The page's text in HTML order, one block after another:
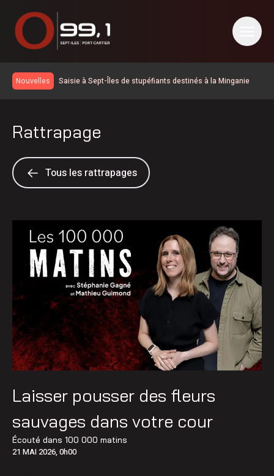
Nouvelles
Saisie à Sept-Îles de stupéfiants destinés à la Minganie
Les fortes pluies ont causé la fermeture préventive du
chemin de fer QNS&L au nord de Sept-Îles
communauté de Nutashkuan
Vers une meilleure rétention du personnel en santé?
Élections 2026: le Parti québécois conserve son avance
Basée à Sept-Îles-Uashat, XCUBES choisie parmi les
finalistes des Bourses d’honneur de la diversité
ethnoculturelle
L’Ultratrail 2026 du Centre le Rond-Point s’en vient au parc
des Écureuils de Sept-Îles
Rattrapage
Tous les rattrapages
Laisser pousser des fleurs
sauvages dans votre cour
Écouté dans 100 000 matins
21 MAI 2026, 0h00